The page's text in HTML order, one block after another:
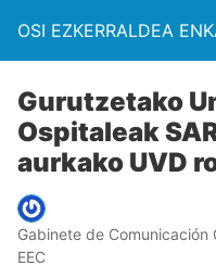
OSI EZKERRALDEA
Gurutzetako
Ospitaleak
aurkako UVD
Gabinete de Comunicación
EEC